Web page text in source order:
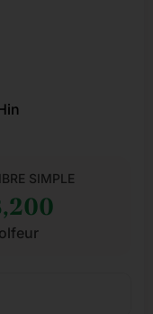
SIMPLE